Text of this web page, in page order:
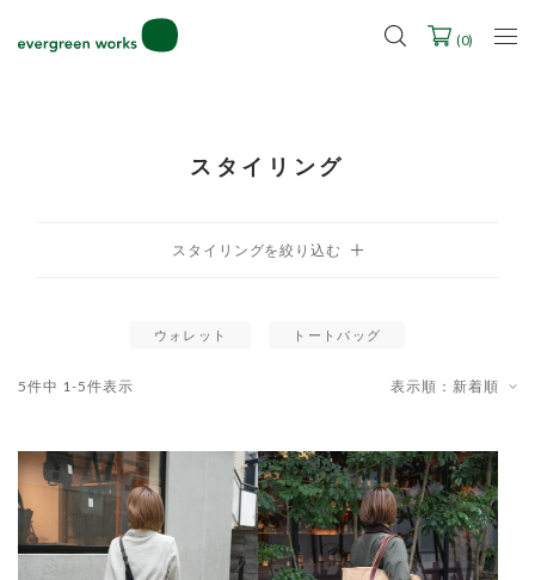
2027年ご入学用ランドセル受注会スケジュール
(0)
スタイリング
ウォレット トートバッグ
表示順：新着順
5件中 1-5件表示